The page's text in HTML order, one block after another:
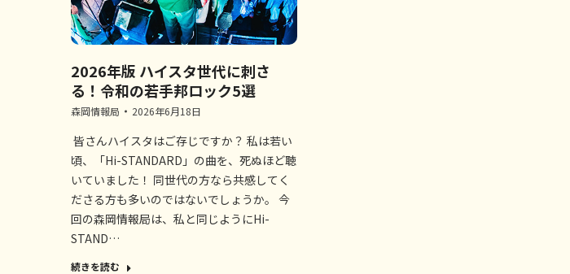
2026年版 ハイスタ世代に刺さ
る！令和の若手邦ロック5選
森岡情報局 2026年6月18日
皆さんハイスタはご存じですか？ 私は若い
頃、「Hi-STANDARD」の曲を、死ぬほど聴
いていました！ 同世代の方なら共感してく
ださる方も多いのではないでしょうか。 今
回の森岡情報局は、私と同じようにHi-
STAND…
続きを読む